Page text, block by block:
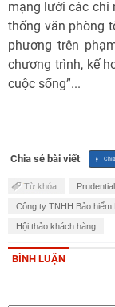
mạng lưới các chi
thống văn phòng
phương trên
chương trình, kế
cuộc sống”...
Chia sẻ bài viết
Từ khóa
Công ty TNHH Bảo
Hội thảo khách hàng
BÌNH LUẬN